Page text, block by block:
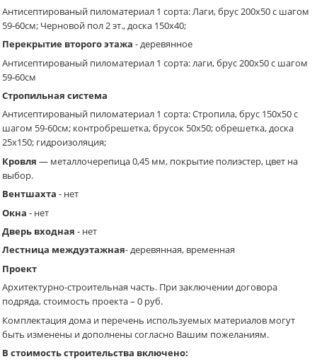
Антисептированый пиломатериал 1 сорта: Лаги, брус 200х50 с шагом
59-60см; Черновой пол 2 эт., доска 150х40;
Перекрытие второго этажа - деревянное
Антисептированый пиломатериал 1 сорта: лаги, брус 200х50 с шагом
59-60см
Стропильная система
Антисептированый пиломатериал 1 сорта: Стропила, брус 150х50 с
шагом 59-60см; контробрешетка, брусок 50х50; обрешетка, доска
25х150; гидроизоляция;
Кровля — металлочерепица 0,45 мм, покрытие полиэстер, цвет на
выбор.
Вентшахта - нет
Окна - нет
Дверь входная - нет
Лестница междуэтажная- деревянная, временная
Проект
Архитектурно-строительная часть. При заключении договора
подряда, стоимость проекта – 0 руб.
Комплектация дома и перечень используемых материалов могут
быть изменены и дополнены согласно Вашим пожеланиям.
В стоимость строительства включено: